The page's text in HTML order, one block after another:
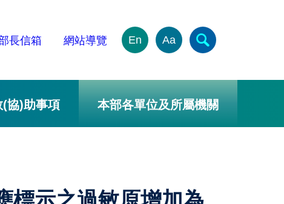
長信箱 網站導覽 En Aa
(協)助事項 本部各單位及所屬機關